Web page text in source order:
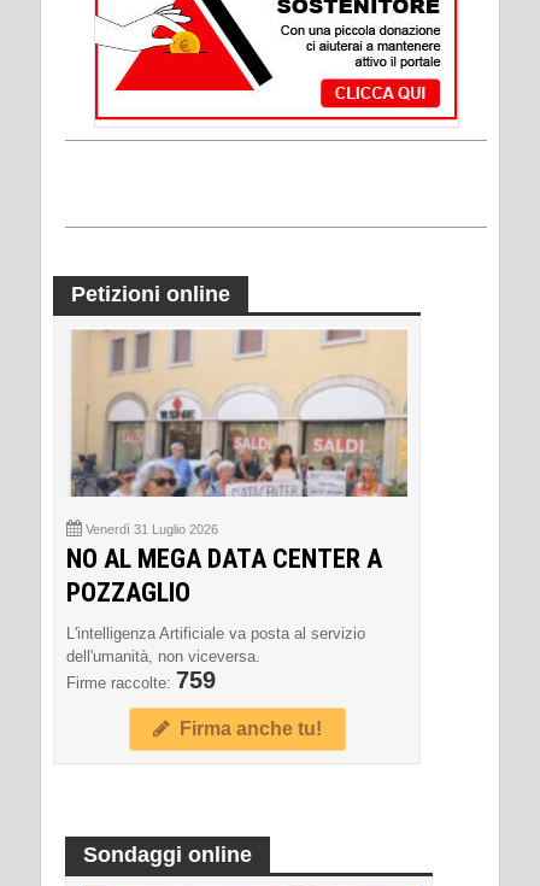
Petizioni online
Venerdì 31 Luglio 2026
NO AL MEGA DATA CENTER A
POZZAGLIO
L'intelligenza Artificiale va posta al servizio
dell'umanità, non viceversa.
Firme raccolte: 759
Firma anche tu!
Sondaggi online